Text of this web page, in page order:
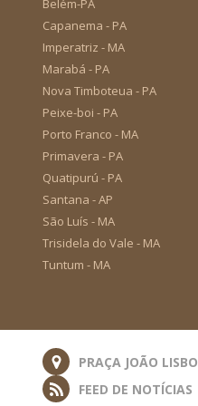
Belém-PA
Capanema - PA
Imperatriz - MA
Marabá - PA
Nova Timboteua - PA
Peixe-boi - PA
Porto Franco - MA
Primavera - PA
Quatipurú - PA
Santana - AP
São Luís - MA
Trisidela do Vale - MA
Tuntum - MA
PRAÇA JOÃO
FEED DE NOTÍCIAS